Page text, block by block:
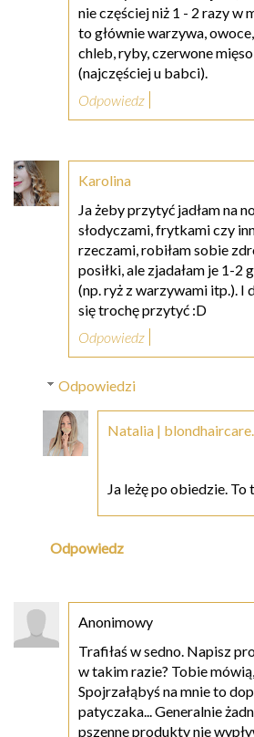
nie częściej niż 1 - 2 razy w
to głównie warzywa,
chleb, ryby, czerwone
(najczęściej u babci).
Odpowiedz
Karolina
Ja żeby przytyć jadłam na
słodyczami, frytkami czy
rzeczami, robiłam sobie
posiłki, ale zjadałam je 1-2
(np. ryż z warzywami itp.). I
się trochę przytyć :D
Odpowiedz
Odpowiedzi
Natalia |
Ja leżę po obiedzie. To
Odpowiedz
Anonimowy
Trafiłaś w sedno. Napisz
w takim razie? Tobie
Spojrzałąbyś na mnie to
patyczaka... Generalnie
pszenne produkty nie